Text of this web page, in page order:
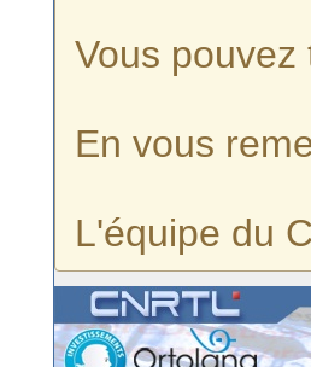
Vous
En vous
L'équipe du